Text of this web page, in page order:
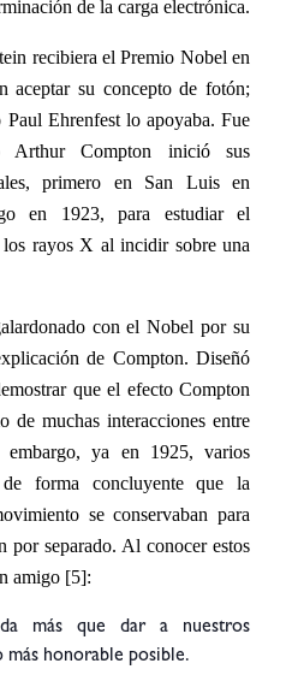
de la carga electrónica.
recibiera el Premio Nobel en
aceptar su concepto de fotón;
Ehrenfest lo apoyaba. Fue
Arthur Compton inició sus
primero en San Luis en
en 1923, para estudiar el
rayos X al incidir sobre una
con el Nobel por su
de Compton. Diseñó
que el efecto Compton
de muchas interacciones entre
ya en 1925, varios
de forma concluyente que la
se conservaban para
por separado. Al conocer estos
amigo [5]:
más que dar a nuestros
honorable posible.